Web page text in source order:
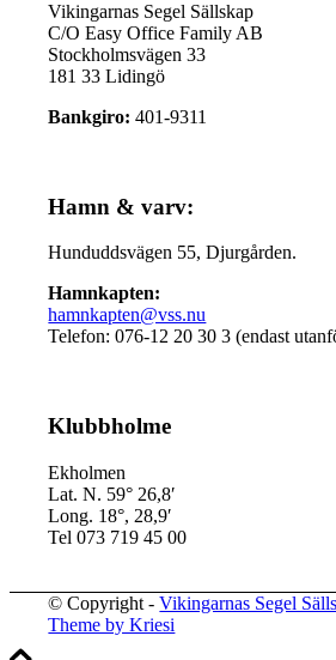
Vikingarnas Segel Sällskap
C/O Easy Office Family AB
Stockholmsvägen 33
181 33 Lidingö
Bankgiro:401-9311
Hamn & varv:
Hunduddsvägen 55, Djurgården.
Hamnkapten:
hamnkapten@vss.nu
Telefon: 076-12 20 30 3 (endast
Klubbholme
Ekholmen
Lat. N. 59° 26,8′
Long. 18°, 28,9′
Tel 073 719 45 00
© Copyright -Vikingarnas Segel
Theme by Kriesi